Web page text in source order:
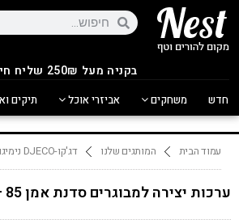
בקניה מעל 250 ₪ שליח חינם, מעל
חדש משחקים אביזרי אוכל תיקים
עמוד הבית המותגים שלנו דג'קו-DJECO נימיגו
ערכות יצירה למבוגרים סדנת אמן 85 – פיסול בחימר